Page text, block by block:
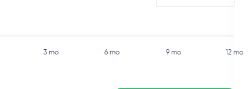
3 mo 6 mo 9 mo 12 mo